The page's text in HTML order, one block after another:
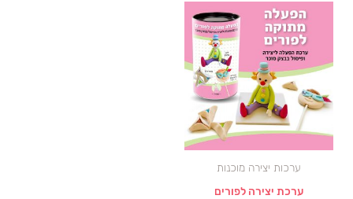
ערכות יצירה מוכנות
ערכת יצירה לפורים